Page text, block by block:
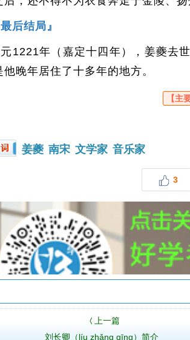
最后结局』
1221年（嘉定十四年），姜夔去
他晚年居住了十多年的地方。
【主
姜夔 南宋 文学家 音乐家
3
〈
上一篇
刘长卿（líu zhǎng qīng）简介